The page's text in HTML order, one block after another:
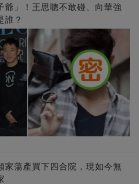
爺」！王思聰不敢碰、向華強
誰？
家蕩產買下四合院，現如今無